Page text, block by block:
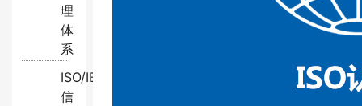
理
体
系
ISO/IEC27001:2022
信